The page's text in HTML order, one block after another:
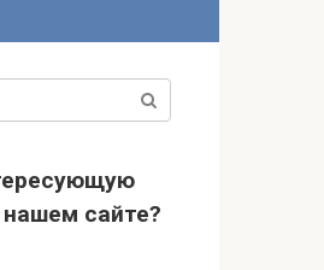
сайте?